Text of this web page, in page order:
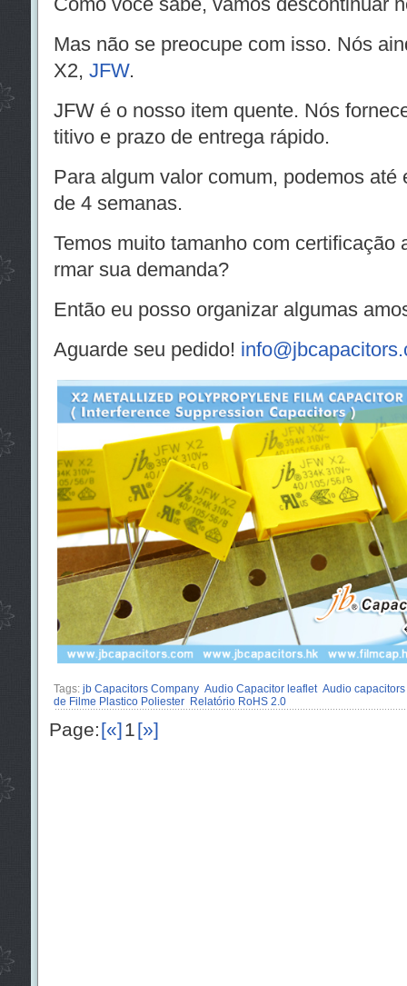
Mas não se preocupe com isso. Nós
X2, JFW.
JFW é o nosso item quente. Nós
titivo e prazo de entrega rápido.
Para algum valor comum, podemos até
de 4 semanas.
Temos muito tamanho com certificação
rmar sua demanda?
Então eu posso organizar algumas
Aguarde seu pedido!
Tags: jb Capacitors Company Audio Capacitor leaflet Audio capacitors
de Filme Plastico Poliester
Relatório RoHS 2.0
Page:[«]1[»]